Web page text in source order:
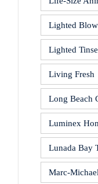
Lighted
Lighted
Living Fresh
Long Beach
Luminex
Lunada Bay
Marc-